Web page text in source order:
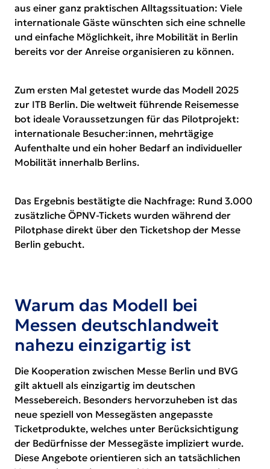
aus einer ganz praktischen Alltagssituation: Viele
internationale Gäste wünschten sich eine schnelle
und einfache Möglichkeit, ihre Mobilität in Berlin
bereits vor der Anreise organisieren zu können.
Zum ersten Mal getestet wurde das Modell 2025
zur ITB Berlin. Die weltweit führende Reisemesse
bot ideale Voraussetzungen für das Pilotprojekt:
internationale Besucher:innen, mehrtägige
Aufenthalte und ein hoher Bedarf an individueller
Mobilität innerhalb Berlins.
Das Ergebnis bestätigte die Nachfrage: Rund 3.000
zusätzliche ÖPNV-Tickets wurden während der
Pilotphase direkt über den Ticketshop der Messe
Berlin gebucht.
Warum das Modell bei
Messen deutschlandweit
nahezu einzigartig ist
Die Kooperation zwischen Messe Berlin und BVG
gilt aktuell als einzigartig im deutschen
Messebereich. Besonders hervorzuheben ist das
neue speziell von Messegästen angepasste
Ticketprodukte, welches unter Berücksichtigung
der Bedürfnisse der Messegäste impliziert wurde.
Diese Angebote orientieren sich an tatsächlichen